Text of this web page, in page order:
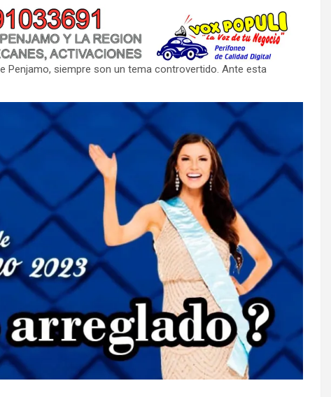
Penjamo, siempre son un tema controvertido. Ante esta